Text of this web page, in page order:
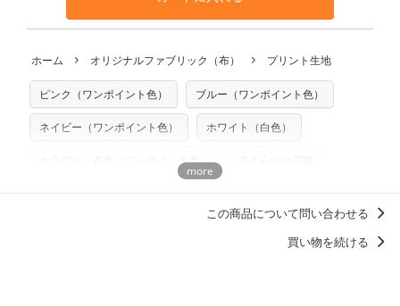
※カットを希望の方は備考欄に「50cmずつカット希望」など
ご記載ください（50cm単位でのカットのみ）
プリント布の仕様について もっと詳しく見る
の発送となる場合がございます。
※土日祝は営業日に含まれません。
※配送日のご指定は承れません。出来上がり次第、順次発送
利用いただけます。「nunocoto fabric使用」といった記載
も不要です。（製品化した際に起こる全ての問題、クレーム
いませんのでご了承ください）
※有料型紙（ホームソーイング型紙シリーズ）および柄がえ
らべるキットに付属された型紙は商用利用できませんのでご
注意ください。型紙自体の転用・販売および型紙を使用して
商用利用についての詳細はこちら
ホーム オリジナルファブリック（布） プリント生地
ピンク（ワンポイント色） ブルー（ワンポイント色）
ネイビー（ワンポイント色） ホワイト（白色）
カラフル・多色（ワンポイント色）
この商品について問い合わせる
買い物を続ける